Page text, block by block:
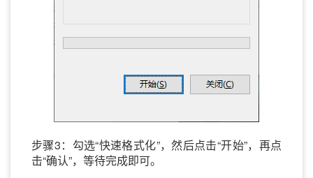
步骤3：勾选“快速格式化”，然后点击“开始”，再点
击“确认”，等待完成即可。